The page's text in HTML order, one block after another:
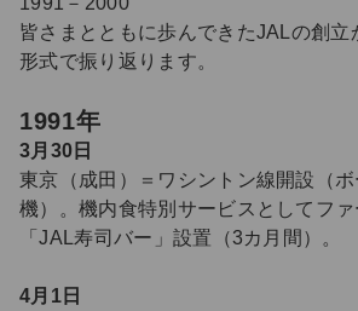
皆さまとともに歩んできたJALの創立
形式で振り返ります。
1991年
3月30日
東京（成田）＝ワシントン線開設（
機）。機内食特別サービスとしてフ
「JAL寿司バー」設置（3カ月間）。
4月1日